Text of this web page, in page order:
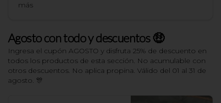
más
Agosto con todo y descuentos 🤑
Ingresa el cupón AGOSTO y disfruta 25% de descuento en
todos los productos de esta sección. No acumulable con
otros descuentos. No aplica propina. Válido del 01 al 31 de
agosto. 🎊